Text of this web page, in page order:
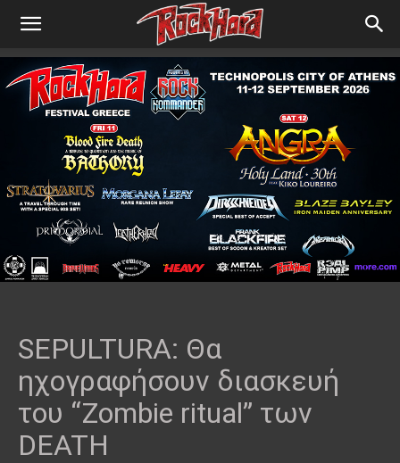
SEPULTURA: Θα
ηχογραφήσουν διασκευή
του “Zombie ritual” των
DEATH